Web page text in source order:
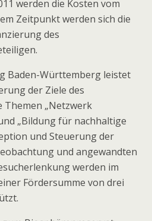
werden die Kosten vom
Zeitpunkt werden sich die
des
Baden-Württemberg leistet
der Ziele des
Themen „Netzwerk
„Bildung für nachhaltige
und Steuerung der
und angewandten
werden im
Fördersumme von drei